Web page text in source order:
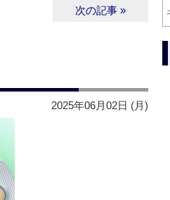
次の記事 »
2025年06月02日 (月)